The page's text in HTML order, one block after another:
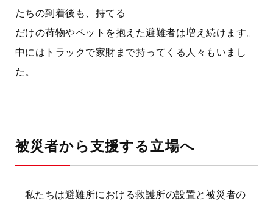
たちの到着後も、持てる
だけの荷物やペットを抱えた避難者は増え続けます。
中にはトラックで家財まで持ってくる人々もいまし
た。
被災者から支援する立場へ
私たちは避難所における救護所の設置と被災者の